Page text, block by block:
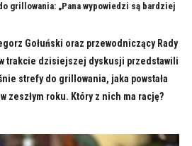
grillowania: „Pana wypowiedzi są bardziej
Gołuński oraz przewodniczący Rady
trakcie dzisiejszej dyskusji przedstawili
strefy do grillowania, jaka powstała
zeszłym roku. Który z nich ma rację?